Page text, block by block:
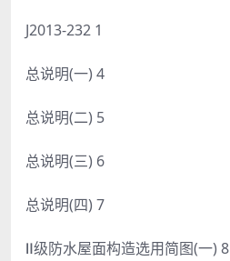
J2013-232 1
总说明(一) 4
总说明(二) 5
总说明(三) 6
总说明(四) 7
Ⅱ级防水屋面构造选用简图(一) 8